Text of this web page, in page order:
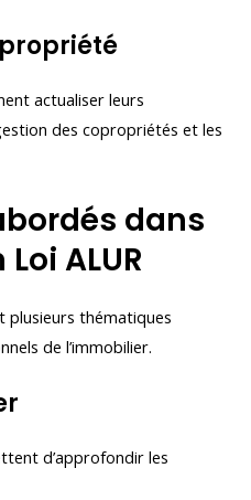
actualiser leurs
des copropriétés et les
dans
ALUR
plusieurs thématiques
de l’immobilier.
d’approfondir les